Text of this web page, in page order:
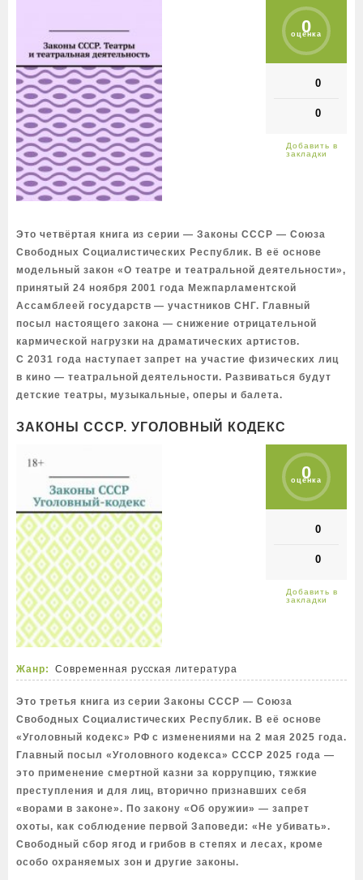
0
оценка
0
0
Это четвёртая книга из серии — Законы СССР — Союза
Свободных Социалистических Республик. В её основе
модельный закон «О театре и театральной деятельности»,
принятый 24 ноября 2001 года Межпарламентской
Ассамблеей государств — участников СНГ. Главный
посыл настоящего закона — снижение отрицательной
кармической нагрузки на драматических артистов.
С 2031 года наступает запрет на участие физических лиц
в кино — театральной деятельности. Развиваться будут
детские театры, музыкальные, оперы и балета.
ЗАКОНЫ СССР. УГОЛОВНЫЙ КОДЕКС
0
оценка
0
0
Жанр: Современная русская литература
Это третья книга из серии Законы СССР — Союза
Свободных Социалистических Республик. В её основе
«Уголовный кодекс» РФ с изменениями на 2 мая 2025 года.
Главный посыл «Уголовного кодекса» СССР 2025 года —
это применение смертной казни за коррупцию, тяжкие
преступления и для лиц, вторично признавших себя
«ворами в законе». По закону «Об оружии» — запрет
охоты, как соблюдение первой Заповеди: «Не убивать».
Свободный сбор ягод и грибов в степях и лесах, кроме
особо охраняемых зон и другие законы.